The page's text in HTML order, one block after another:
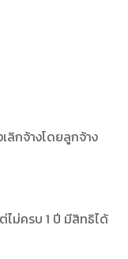
ลิกจ้างโดยลูกจ้าง
ไม่ครบ 1 ปี มีสิทธิได้